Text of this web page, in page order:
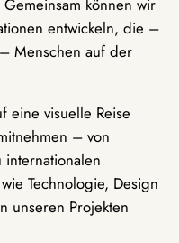
entwickeln, die –
Menschen auf der
eine visuelle Reise
– von
Technologie, Design
unseren Projekten